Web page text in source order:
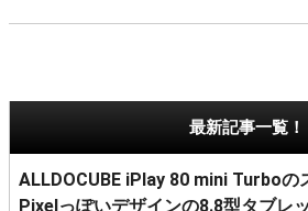
最新記事一覧！
ALLDOCUBE iPlay 80 mini Turboの
Pixelっぽいデザインの8.8型タブレ